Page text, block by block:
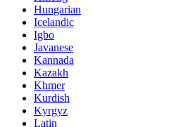
Hungarian
Icelandic
Igbo
Javanese
Kannada
Kazakh
Khmer
Kurdish
Kyrgyz
Latin